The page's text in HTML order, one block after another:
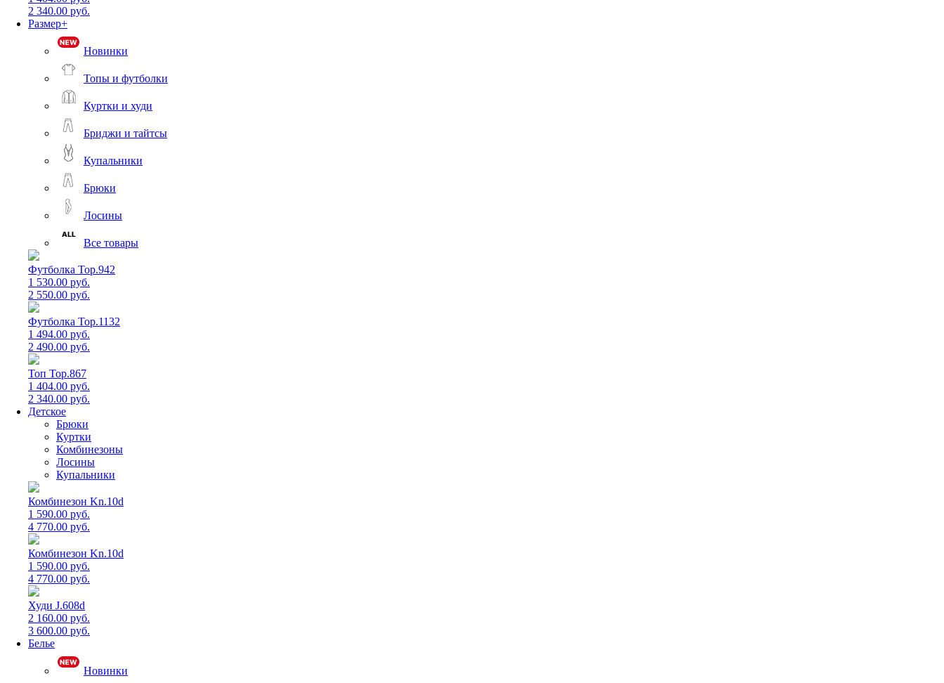
2 340.00 руб.
Размер+
Новинки
Топы и футболки
Куртки и худи
Бриджи и тайтсы
Купальники
Брюки
Лосины
Все товары
Футболка Top.942
1 530.00 руб.
2 550.00 руб.
Футболка Top.1132
1 494.00 руб.
2 490.00 руб.
Топ Top.867
1 404.00 руб.
2 340.00 руб.
Детское
Брюки
Куртки
Комбинезоны
Лосины
Купальники
Комбинезон Kn.10d
1 590.00 руб.
4 770.00 руб.
Комбинезон Kn.10d
1 590.00 руб.
4 770.00 руб.
Худи J.608d
2 160.00 руб.
3 600.00 руб.
Белье
Новинки